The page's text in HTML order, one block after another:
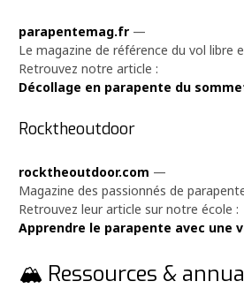
parapentemag.fr —
Le magazine de référence du vol libre
Retrouvez notre article :
Décollage en parapente du
Rocktheoutdoor
rocktheoutdoor.com —
Magazine des passionnés de
Retrouvez leur article sur notre école :
Apprendre le parapente avec une
🏔️ Ressources &